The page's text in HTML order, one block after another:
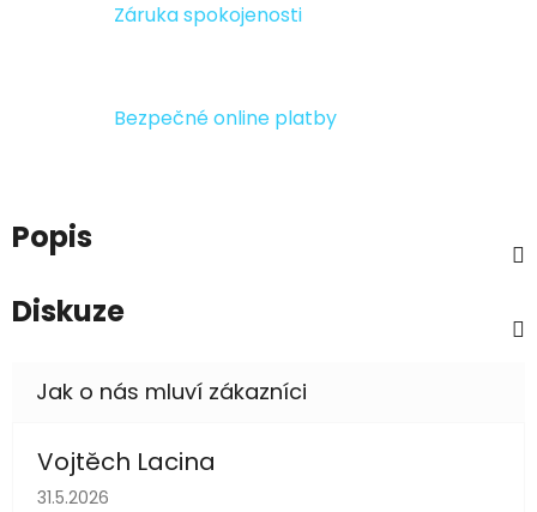
Záruka spokojenosti
Bezpečné online platby
Popis
Diskuze
Vojtěch Lacina
Hodnocení obchodu je 5 z 5 hvězdiček.
31.5.2026